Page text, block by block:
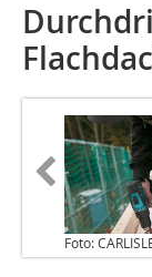
Foto: